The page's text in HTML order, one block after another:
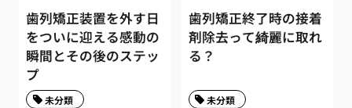
歯列矯正装置を外す日
をついに迎える感動の
瞬間とその後のステッ
プ
未分類
歯列矯正終了時の接着
剤除去って綺麗に取れ
る？
未分類